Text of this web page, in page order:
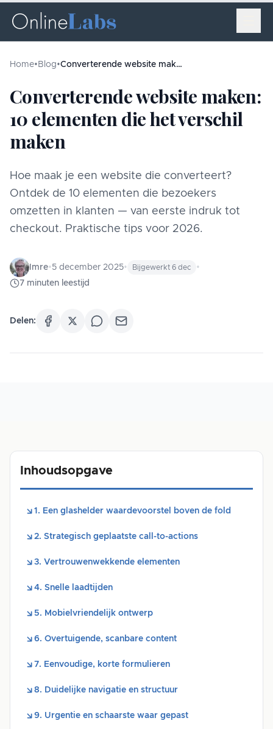
Home• Blog• Converterende website maken: 10 elementen die het verschil maken
Converterende website maken:
10 elementen die het verschil
maken
Hoe maak je een website die converteert?
Ontdek de 10 elementen die bezoekers
omzetten in klanten — van eerste indruk tot
checkout. Praktische tips voor 2026.
Imre•5 december 2025• Bijgewerkt 6 dec
•
7 minuten leestijd
Delen:
Inhoudsopgave
1. Een glashelder waardevoorstel boven de fold
2. Strategisch geplaatste call-to-actions
3. Vertrouwenwekkende elementen
4. Snelle laadtijden
5. Mobielvriendelijk ontwerp
6. Overtuigende, scanbare content
7. Eenvoudige, korte formulieren
8. Duidelijke navigatie en structuur
9. Urgentie en schaarste waar gepast